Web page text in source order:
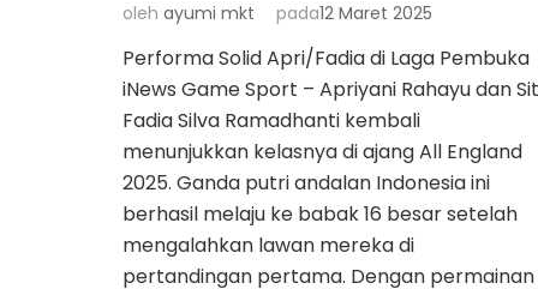
oleh ayumi mkt pada12 Maret 2025
Performa Solid Apri/Fadia di Laga Pembuka
iNews Game Sport – Apriyani Rahayu dan
Fadia Silva Ramadhanti kembali
menunjukkan kelasnya di ajang All England
2025. Ganda putri andalan Indonesia ini
berhasil melaju ke babak 16 besar setelah
mengalahkan lawan mereka di
pertandingan pertama. Dengan permainan